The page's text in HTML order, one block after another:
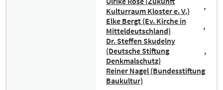
Kulturraum Kloster e. V.)
Elke Bergt (Ev. Kirche in
Mitteldeutschland)
Dr. Steffen Skudelny
(Deutsche Stiftung
Denkmalschutz)
Reiner Nagel (Bundesstiftung
Baukultur)